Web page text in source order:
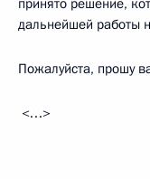
принято решение,
дальнейшей работы
Пожалуйста, прошу
<…>